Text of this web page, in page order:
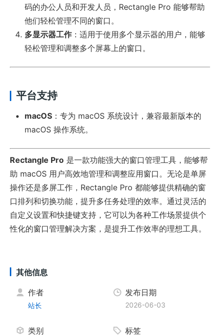
码的办公人员和开发人员，Rectangle Pro 能够帮助
他们轻松管理不同的窗口。
多显示器工作 ：适用于使用多个显示器的用户，能够
轻松管理和调整多个屏幕上的窗口。
平台支持
macOS ：专为 macOS 系统设计，兼容最新版本的
macOS 操作系统。
Rectangle Pro 是一款功能强大的窗口管理工具，能够帮
助 macOS 用户高效地管理和调整应用窗口。无论是单屏
操作还是多屏工作，Rectangle Pro 都能够提供精确的窗
口排列和切换功能，提升多任务处理的效率。通过灵活的
自定义设置和快捷键支持，它可以为各种工作场景提供个
性化的窗口管理解决方案，是提升工作效率的理想工具。
其他信息
作者
站长
发布日期
2026-06-03
类别 标签